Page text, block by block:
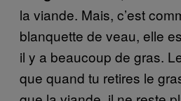
la viande. Mais, c’est
blanquette de veau, elle
il y a beaucoup de gras.
que quand tu retires le